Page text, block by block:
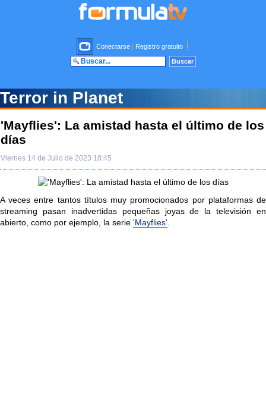
Conectarse | Registro gratuito
Terror in Planet
'Mayflies': La amistad hasta el último de los
días
Viernes 14 de Julio de 2023 18:45
A veces entre tantos títulos muy promocionados por plataformas de
streaming pasan inadvertidas pequeñas joyas de la televisión en
abierto, como por ejemplo, la serie 'Mayflies'